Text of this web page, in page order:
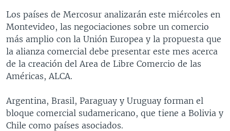
Salte
búsqueda
COLOMBIA
CHILE
PERÚ
ECUADOR
VENEZUELA
BRASIL
COSTA RICA
EL SALVADOR
GUATEMALA
HONDURAS
NICARAGUA
OTRAS SECCIONES
INMIGRACIÓN
LIBERTAD DE PRENSA
MUNDO
ECONOMÍA
ENTRETENIMIENTO Y CULTURA
ESPECIALES DE LA VOA
LIBERTAD DE PRENSA
UCRANIA
MULTIMEDIA
VIDEOS
PROGRAMAS TV
Los países de Mercosur analizarán este miércoles en
Montevideo, las negociaciones sobre un comercio
más amplio con la Unión Europea y la propuesta que
la alianza comercial debe presentar este mes acerca
de la creación del Area de Libre Comercio de las
Américas, ALCA.
Argentina, Brasil, Paraguay y Uruguay forman el
bloque comercial sudamericano, que tiene a Bolivia y
Chile como países asociados.